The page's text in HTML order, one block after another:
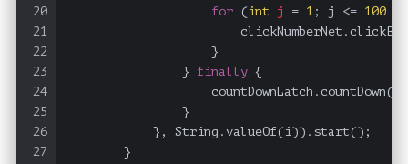
20
21
22
23
24
25
26
27
for ( int j = 1 ; j <= 100
                    }
                }
finally {
                    countDownLatch.countDown();
                }
            }, String.valueOf(i)).start();
        }